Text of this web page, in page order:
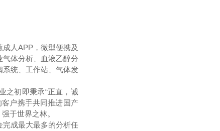
人APP，微型便携及
体分析、血液乙醇分
统、工作站、气体发
之初即秉承“正直，诚
户携手共同推进国产
于世界之林。
成最大最多的分析任